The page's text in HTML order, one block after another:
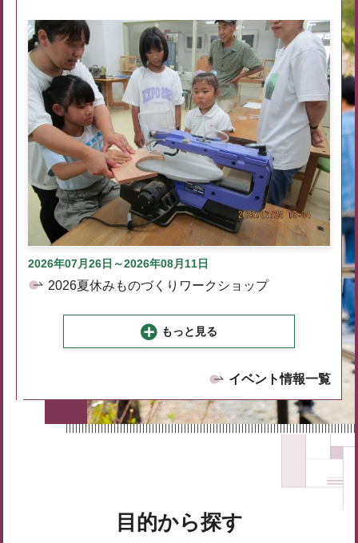
2026年07月26日～2026年08月11日
2026夏休みものづくりワークショップ
もっと見る
イベント情報一覧
目的から探す